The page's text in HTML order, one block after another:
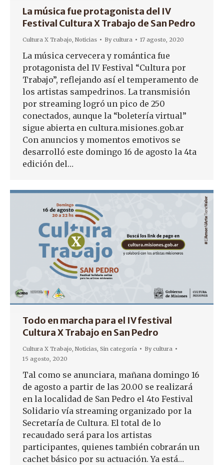
La música fue protagonista del IV
Festival Cultura X Trabajo de San Pedro
Cultura X Trabajo, Noticias Bycultura 17 agosto, 2020
La música cervecera y romántica fue
protagonista del IV Festival “Cultura por
Trabajo”, reflejando así el temperamento de
los artistas sampedrinos. La transmisión
por streaming logró un pico de 250
conectados, aunque la “boletería virtual”
sigue abierta en cultura.misiones.gob.ar
Con anuncios y momentos emotivos se
desarrolló este domingo 16 de agosto la 4ta
edición del…
Todo en marcha para el IV festival
Cultura X Trabajo en San Pedro
Cultura X Trabajo, Noticias, Sin categoría Bycultura
15 agosto, 2020
Tal como se anunciara, mañana domingo 16
de agosto a partir de las 20.00 se realizará
en la localidad de San Pedro el 4to Festival
Solidario vía streaming organizado por la
Secretaría de Cultura. El total de lo
recaudado será para los artistas
participantes, quienes también cobrarán un
cachet básico por su actuación. Ya está…